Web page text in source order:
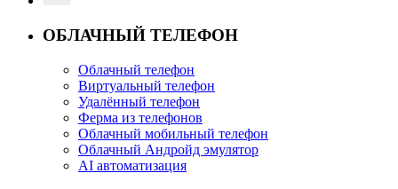
ОБЛАЧНЫЙ ТЕЛЕФОН
Облачный телефон
Виртуальный телефон
Удалённый телефон
Ферма из телефонов
Облачный мобильный телефон
Облачный Андройд эмулятор
AI автоматизация